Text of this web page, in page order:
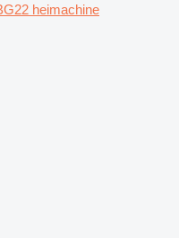
heimachine